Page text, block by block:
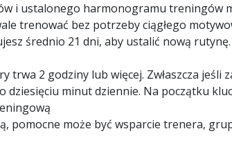
i ustalonego harmonogramu treningów
trenować bez potrzeby ciągłego
średnio 21 dni, aby ustalić nową rutynę.
trwa 2 godziny lub więcej. Zwłaszcza jeśli
minut dziennie. Na początku
pomocne może być wsparcie trenera,